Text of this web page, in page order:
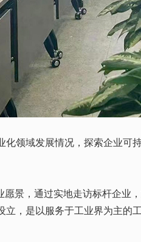
领域发展情况，探索企业可
愿景，通过实地走访标杆企业
立，是以服务于工业界为主